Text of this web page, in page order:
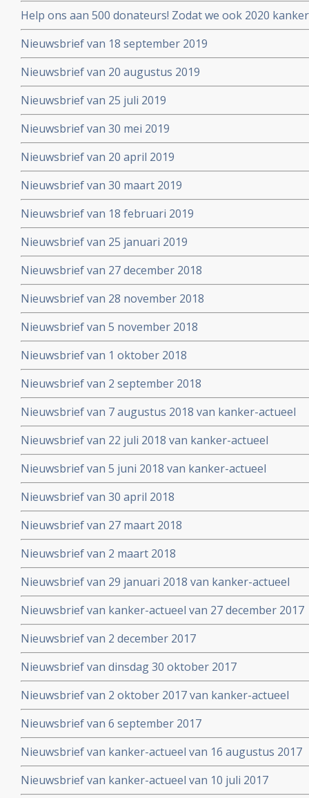
Help ons aan 500 donateurs! Zodat we ook 2020
voortzetten
Nieuwsbrief van 18 september 2019
Nieuwsbrief van 20 augustus 2019
Nieuwsbrief van 25 juli 2019
Nieuwsbrief van 30 mei 2019
Nieuwsbrief van 20 april 2019
Nieuwsbrief van 30 maart 2019
Nieuwsbrief van 18 februari 2019
Nieuwsbrief van 25 januari 2019
Nieuwsbrief van 27 december 2018
Nieuwsbrief van 28 november 2018
Nieuwsbrief van 5 november 2018
Nieuwsbrief van 1 oktober 2018
Nieuwsbrief van 2 september 2018
Nieuwsbrief van 7 augustus 2018 van kanker-actueel
Nieuwsbrief van 22 juli 2018 van kanker-actueel
Nieuwsbrief van 5 juni 2018 van kanker-actueel
Nieuwsbrief van 30 april 2018
Nieuwsbrief van 27 maart 2018
Nieuwsbrief van 2 maart 2018
Nieuwsbrief van 29 januari 2018 van kanker-actueel
Nieuwsbrief van kanker-actueel van 27 december 2017
Nieuwsbrief van 2 december 2017
Nieuwsbrief van dinsdag 30 oktober 2017
Nieuwsbrief van 2 oktober 2017 van kanker-actueel
Nieuwsbrief van 6 september 2017
Nieuwsbrief van kanker-actueel van 16 augustus 2017
Nieuwsbrief van kanker-actueel van 10 juli 2017